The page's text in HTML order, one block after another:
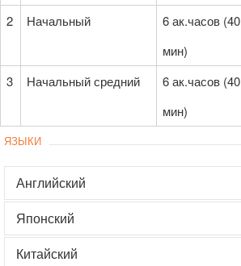
2 Начальный
6 ак.часов (40
мин)
3 Начальный средний
6 ак.часов (40
мин)
ЯЗЫКИ
Английский
Японский
Китайский